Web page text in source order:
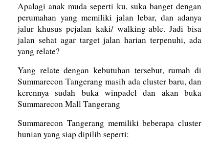
Apalagi anak muda seperti ku, suka banget dengan
perumahan yang memiliki jalan lebar, dan adanya
jalur khusus pejalan kaki/ walking-able. Jadi bisa
jalan sehat agar target jalan harian terpenuhi, ada
yang relate?
Yang relate dengan kebutuhan tersebut, rumah di
Summarecon Tangerang masih ada cluster baru, dan
kerennya sudah buka winpadel dan akan buka
Summarecon Mall Tangerang
Summarecon Tangerang memiliki beberapa cluster
hunian yang siap dipilih seperti: